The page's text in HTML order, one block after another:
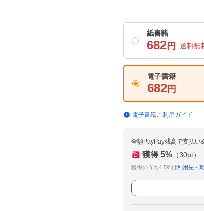
紙書籍
682 円 送料無
電子書籍
682 円
電子書籍ご利用ガイド
全額PayPay残高で支払い
獲得 5% （30pt）
獲得のうち4.5%は利用先・